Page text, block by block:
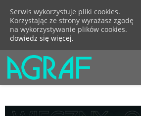
Serwis wykorzystuje pliki cookies.
Korzystając ze strony wyrażasz zgodę
na wykorzystywanie plików cookies.
dowiedz się więcej.